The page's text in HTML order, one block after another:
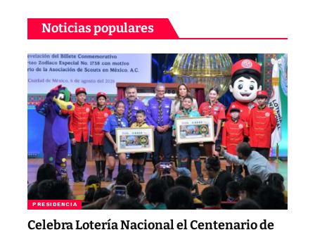
Noticias populares
PRESIDENCIA
Celebra Lotería Nacional el Centenario de